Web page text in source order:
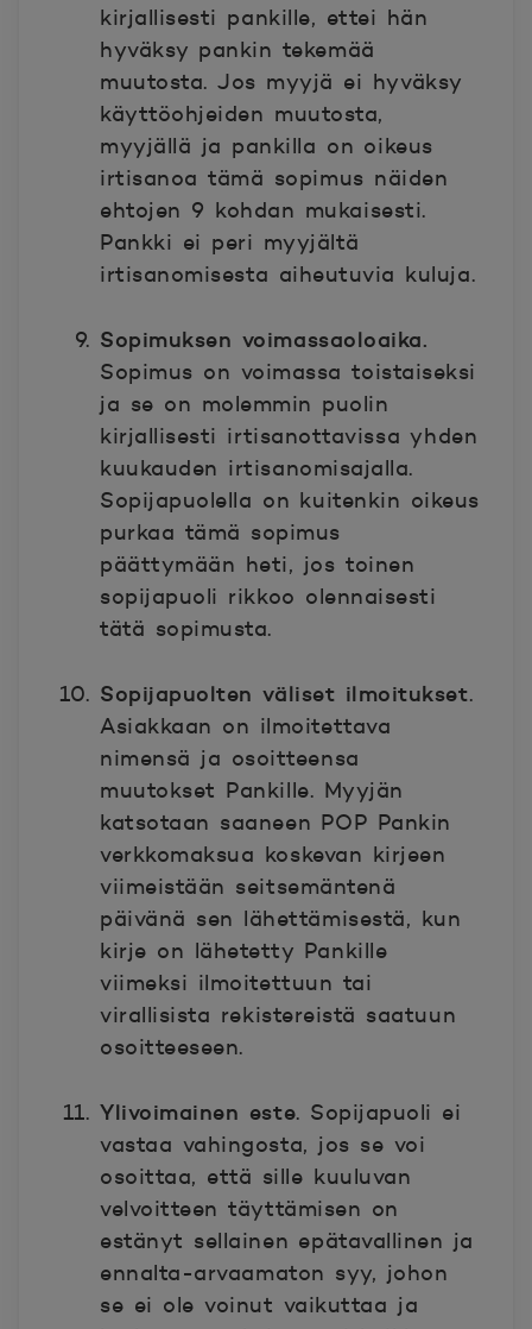
kirjallisesti pankille, ettei hän
hyväksy pankin tekemää
muutosta. Jos myyjä ei hyväksy
käyttöohjeiden muutosta,
myyjällä ja pankilla on oikeus
irtisanoa tämä sopimus näiden
ehtojen 9 kohdan mukaisesti.
Pankki ei peri myyjältä
irtisanomisesta aiheutuvia kuluja.
Sopimuksen voimassaoloaika.
Sopimus on voimassa toistaiseksi
ja se on molemmin puolin
kirjallisesti irtisanottavissa yhden
kuukauden irtisanomisajalla.
Sopijapuolella on kuitenkin oikeus
purkaa tämä sopimus
päättymään heti, jos toinen
sopijapuoli rikkoo olennaisesti
tätä sopimusta.
Sopijapuolten väliset ilmoitukset.
Asiakkaan on ilmoitettava
nimensä ja osoitteensa
muutokset Pankille. Myyjän
katsotaan saaneen POP Pankin
verkkomaksua koskevan kirjeen
viimeistään seitsemäntenä
päivänä sen lähettämisestä, kun
kirje on lähetetty Pankille
viimeksi ilmoitettuun tai
virallisista rekistereistä saatuun
osoitteeseen.
Ylivoimainen este. Sopijapuoli ei
vastaa vahingosta, jos se voi
osoittaa, että sille kuuluvan
velvoitteen täyttämisen on
estänyt sellainen epätavallinen ja
ennalta-arvaamaton syy, johon
se ei ole voinut vaikuttaa ja